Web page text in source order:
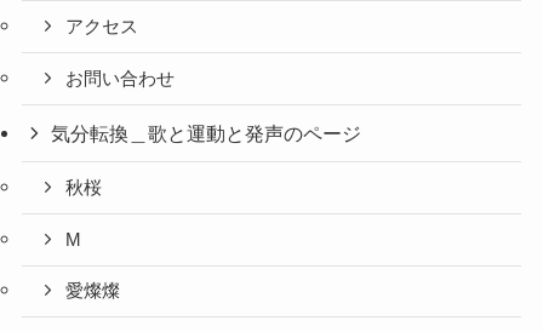
アクセス
お問い合わせ
気分転換＿歌と運動と発声のページ
秋桜
M
愛燦燦